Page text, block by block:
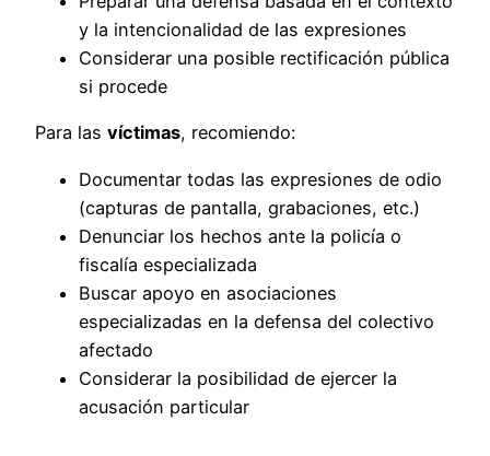
y la intencionalidad de las expresiones
Considerar una posible rectificación pública
si procede
Para las víctimas, recomiendo:
Documentar todas las expresiones de odio
(capturas de pantalla, grabaciones, etc.)
Denunciar los hechos ante la policía o
fiscalía especializada
Buscar apoyo en asociaciones
especializadas en la defensa del colectivo
afectado
Considerar la posibilidad de ejercer la
acusación particular